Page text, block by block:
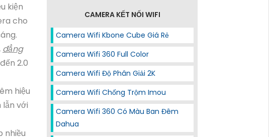
kiện
cho
đẳng
2.0
hiệu
với
nhiều
CAMERA KẾT NỐI WIFI
Camera Wifi Kbone Cube Giá Rẻ
Camera Wifi 360 Full Color
Camera Wifi Độ Phân Giải 2K
Camera Wifi Chống Trộm Imou
Camera Wifi 360 Có Màu Ban Đêm
Dahua